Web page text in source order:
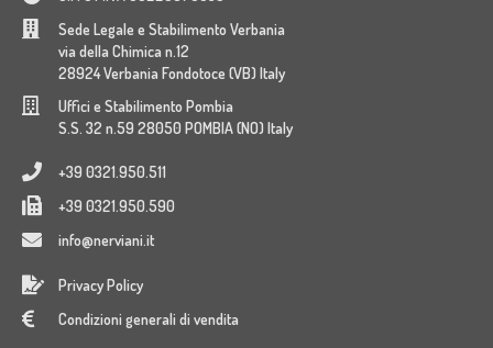
Sede Legale e Stabilimento Verbania
via della Chimica n.12
28924 Verbania Fondotoce (VB) Italy
Uffici e Stabilimento Pombia
S.S. 32 n.59 28050 POMBIA (NO) Italy
+39 0321.950.511
+39 0321.950.590
info@nerviani.it
Privacy Policy
Condizioni generali di vendita